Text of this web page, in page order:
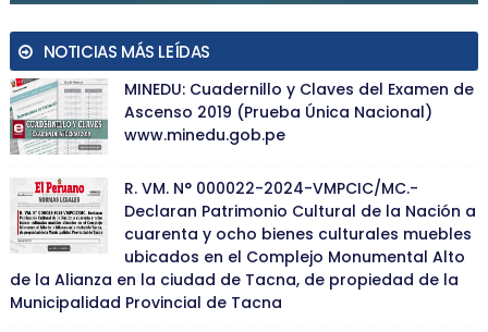
NOTICIAS MÁS LEÍDAS
MINEDU: Cuadernillo y Claves del Examen de
Ascenso 2019 (Prueba Única Nacional)
www.minedu.gob.pe
R. VM. N° 000022-2024-VMPCIC/MC.-
Declaran Patrimonio Cultural de la Nación a
cuarenta y ocho bienes culturales muebles
ubicados en el Complejo Monumental Alto
de la Alianza en la ciudad de Tacna, de propiedad de la
Municipalidad Provincial de Tacna